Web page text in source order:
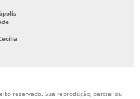
reservado. Sua reprodução, parcial ou